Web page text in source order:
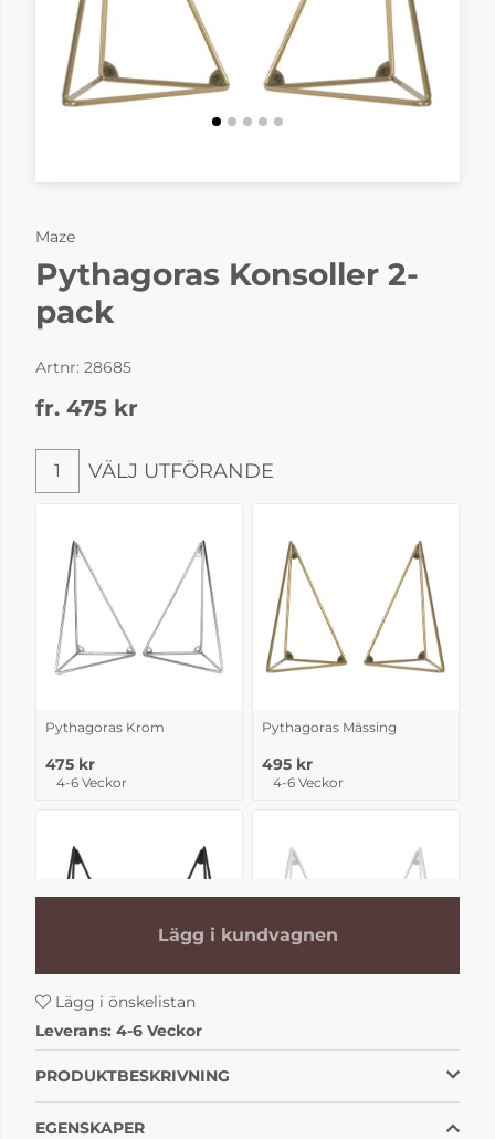
Maze
Pythagoras Konsoller 2-
pack
Artnr: 28685
fr. 475 kr
Välj utförande
1 VÄLJ UTFÖRANDE
Pythagoras Krom
475 kr
4-6 Veckor
Pythagoras Mässing
495 kr
4-6 Veckor
Pythagoras Svart
495 kr
Lägg i kundvagnen
Lägg i önskelistan
Leverans: 4-6 Veckor
PRODUKTBESKRIVNING
EGENSKAPER